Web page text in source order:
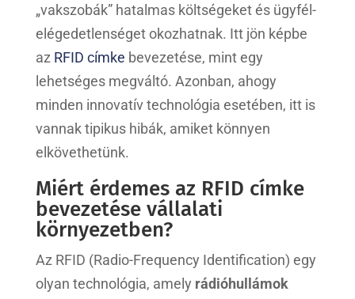
„vakszobák” hatalmas költségeket és ügyfél-
elégedetlenséget okozhatnak. Itt jön képbe
az RFID címke bevezetése, mint egy
lehetséges megváltó. Azonban, ahogy
minden innovatív technológia esetében, itt is
vannak tipikus hibák, amiket könnyen
elkövethetünk.
Miért érdemes az RFID címke
bevezetése vállalati
környezetben?
Az RFID (Radio-Frequency Identification) egy
olyan technológia, amely rádióhullámok